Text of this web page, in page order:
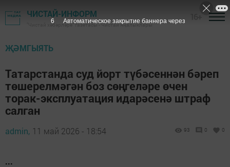
ЧИСТАЙ-ИНФОРМ
"Чистай хәбәрләре" газетасы - Чистай яңалыклары
ҖӘМГЫЯТЬ
Татарстанда суд йорт түбәсеннән бәреп
төшерелмәгән боз сөңгеләре өчен
торак-эксплуатация идарәсенә штраф
салган
admin, 11 май 2026 - 18:54 93 0 0
...
5 Автоматическое закрытие баннера через